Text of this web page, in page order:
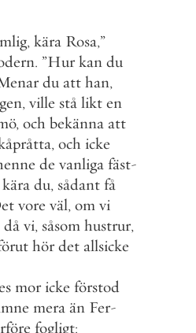
, kära Rosa,”
. ”Hur kan du
du att han,
, ville stå likt en
, och bekänna att
, och icke
de vanliga fäst-
kära du, sådant få
vore väl, om vi
då vi, såsom hustrur,
hör det allsicke
mor icke förstod
mera än Fer-
fogligt: